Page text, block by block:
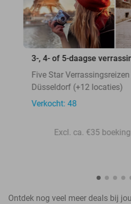
3-, 4- of 5-daagse
Five Star Verrassingsreizen
Düsseldorf (+12 locaties)
Verkocht: 48
Excl. ca. €35
Ontdek nog veel meer deals bij